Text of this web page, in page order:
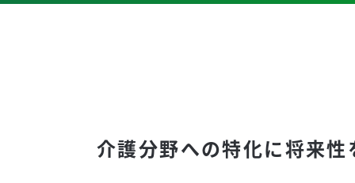
介護分野への特化に将来性